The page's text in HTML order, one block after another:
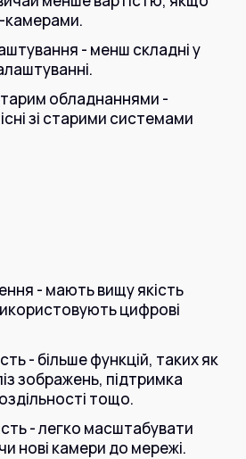
камерами.
- менш складні у
обладнаннями -
зі старими системами
- мають вищу якість
цифрові
- більше функцій, таких як
зображень, підтримка
тощо.
- легко масштабувати
нові камери до мережі.